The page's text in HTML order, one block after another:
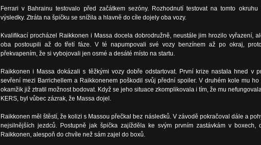
Ferrari v Bahrainu testovalo před začátkem sezóny. Rozhodnutí testovat na tomto
výsledky. Ztráta na špičku se snížila a hlavně do cíle dojely oba vozy.
Kvalifikací procházel Raikkonen i Massa docela dobrodružně, neustále jim hrozilo vyřazení,
oba postoupili až do třetí fáze. V té napumpovali své vozy benzínem až po okraj,
překvapením, že si vybojovali jen osmé a desáté místo na startu.
Raikkonen i Massa dokázali s těžkými vozy dobře odstartovat. První krize nastala hned v
sevření mezi Barrichellem a Raikkonenem poškodil svůj přední spoiler. V druhém kole mu ho
okamžik již ztratil možnost bodovat. Když se jeho situace zkomplikovala i tím, že mu
KERS, byl vůbec zázrak, že Massa dojel.
Raikkonen měl štěstí, že kolizi s Massou přečkal bez následků. V závodě pokračoval dále a
nejsilnějších jezdců. Postupně jak špička zajížděla ke svým prvním zastávkám v boxech,
Raikkonen, alespoň do chvíle než sám zajel do boxů.